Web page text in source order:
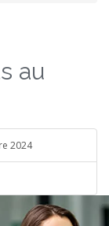
au
2024